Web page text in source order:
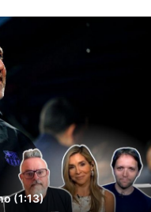
(1:13)